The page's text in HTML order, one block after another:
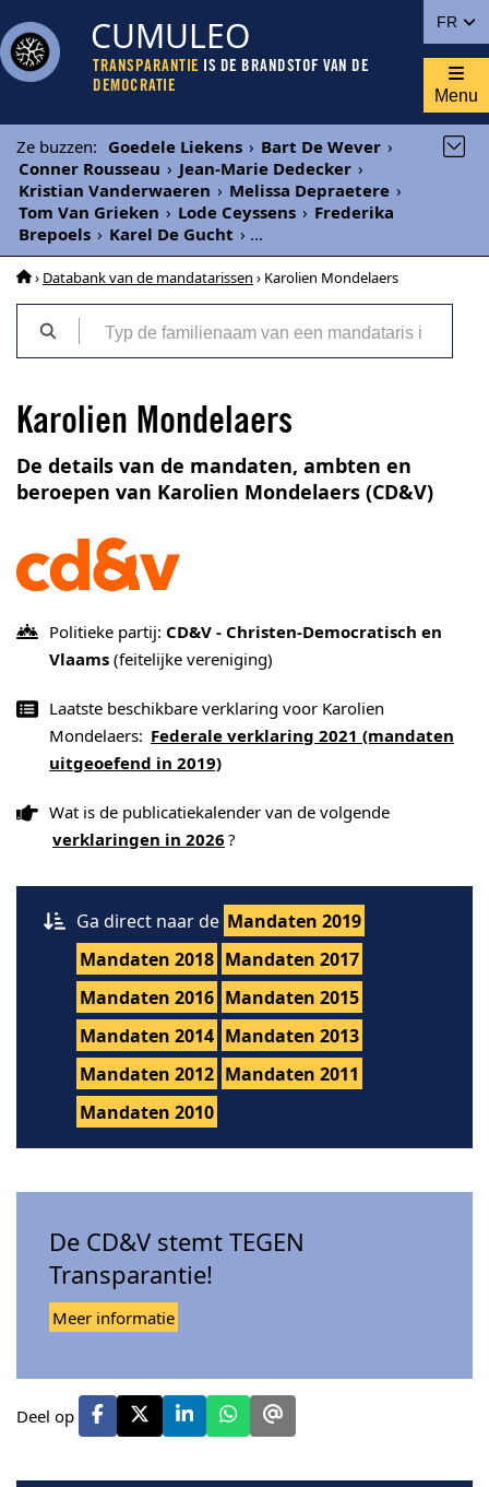
FR
CUMULEO
TRANSPARANTIE IS DE BRANDSTOF VAN DE
DEMOCRATIE
Menu
Ze buzzen: Goedele Liekens › Bart De Wever ›
Conner Rousseau › Jean-Marie Dedecker ›
Kristian Vanderwaeren › Melissa Depraetere ›
Tom Van Grieken › Lode Ceyssens › Frederika
Brepoels › Karel De Gucht › ...
› Databank van de mandatarissen › Karolien Mondelaers
Karolien Mondelaers
De details van de mandaten, ambten en
beroepen van Karolien Mondelaers (CD&V)
Politieke partij: CD&V - Christen-Democratisch en
Vlaams (feitelijke vereniging)
Laatste beschikbare verklaring voor Karolien
Mondelaers: Federale verklaring 2021 (mandaten
uitgeoefend in 2019)
Wat is de publicatiekalender van de volgende
verklaringen in 2026 ?
Ga direct naar de Mandaten 2019
Mandaten 2018 Mandaten 2017
Mandaten 2016 Mandaten 2015
Mandaten 2014 Mandaten 2013
Mandaten 2012 Mandaten 2011
Mandaten 2010
De CD&V stemt TEGEN
Transparantie!
Meer informatie
Deel op